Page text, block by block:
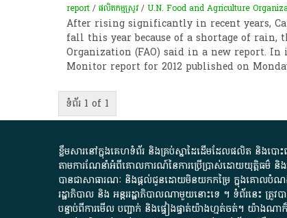
report/ផលិតកម្មស្រូវ/U.N. Food and Agriculture
After rising significantly in recent years,
fall this year because of a shortage of rain,
Organization (FAO) said in a new report. In
Monitor report for 2012 published on
ទំព័រ 1 of 1
ខ្លឹមសារ​នៅ​ក្នុង​គេហទំព័រ និង​គ្រប់​ស្នា​ដៃ​ដើម​ដែល​ផលិត​ និង​បោះ
តាមការ​ណែនាំ​អំពី​គោលការណ៍​នៃ​ការ​ប្រើប្រាស់​ដោយ​យុត្តិធម៌​ និ
បានជា​សាធារណៈ​ និង​ផ្តល់​ជូន​ដោយ​មិន​យក​កម្រៃ​ ក្នុង​គោលបំណង​ប
រដ្ឋាភិបាល​ និង ​អន្តររដ្ឋាភិបាល​ណាមួយ​នោះ​ទេ ​។​ ទំព័រ​នេះ​
បន្ទាប់​ពី​ការ​មើល​ បញ្ជាក់​ និង​ផ្ទៀងផ្ទាត់​យ៉ាង​ហ្មត់ចត់​។​ យ៉ាងណ